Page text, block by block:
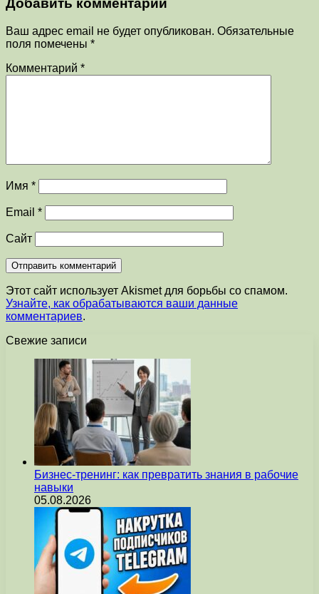
Добавить комментарий
Ваш адрес email не будет опубликован. Обязательные
поля помечены *
Комментарий *
Имя *
Email *
Сайт
Этот сайт использует Akismet для борьбы со спамом.
Узнайте, как обрабатываются ваши данные
комментариев.
Свежие записи
Бизнес-тренинг: как превратить знания в рабочие
навыки
05.08.2026